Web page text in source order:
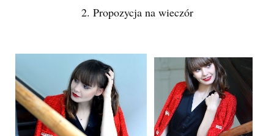
2. Propozycja na wieczór